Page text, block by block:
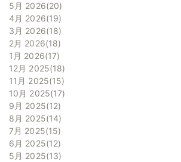
5月 2026 20
4月 2026 19
3月 2026 18
2月 2026 18
1月 2026 17
12月 2025 18
11月 2025 15
10月 2025 17
9月 2025 12
8月 2025 14
7月 2025 15
6月 2025 12
5月 2025 13